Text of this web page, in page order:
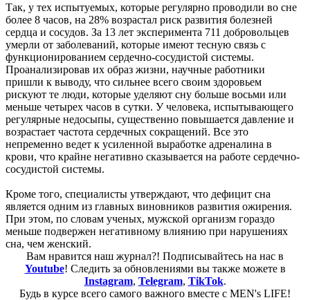
Так, у тех испытуемых, которые регулярно проводили во сне
более 8 часов, на 28% возрастал риск развития болезней
сердца и сосудов. За 13 лет эксперимента 711 добровольцев
умерли от заболеваний, которые имеют тесную связь с
функционированием сердечно-сосудистой системы.
Проанализировав их образ жизни, научные работники
пришли к выводу, что сильнее всего своим здоровьем
рискуют те люди, которые уделяют сну больше восьми или
меньше четырех часов в сутки. У человека, испытывающего
регулярные недосыпы, существенно повышается давление и
возрастает частота сердечных сокращений. Все это
непременно ведет к усиленной выработке адреналина в
крови, что крайне негативно сказывается на работе сердечно-
сосудистой системы.
Кроме того, специалисты утверждают, что дефицит сна
является одним из главных виновников развития ожирения.
При этом, по словам ученых, мужской организм гораздо
меньше подвержен негативному влиянию при нарушениях
сна, чем женский.
Вам нравится наш журнал?! Подписывайтесь на нас в
Youtube! Следить за обновлениями вы также можете в
Instagram, Telegram, TikTok.
Будь в курсе всего самого важного вместе с MEN's LIFE!